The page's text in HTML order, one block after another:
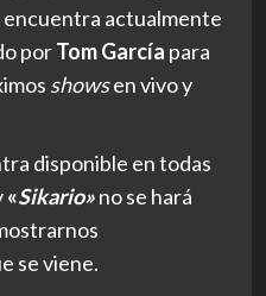
actualmente
porTom García para
showsen vivo y
disponible en todas
«Sikario»no se hará
se viene.